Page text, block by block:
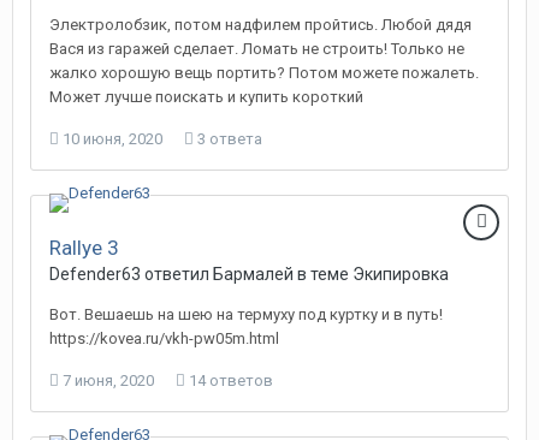
Электролобзик, потом надфилем пройтись. Любой дядя
Вася из гаражей сделает. Ломать не строить! Только не
жалко хорошую вещь портить? Потом можете пожалеть.
Может лучше поискать и купить короткий
10 июня, 2020 3 ответа
Rallye 3
Defender63 ответил Бармалей в теме Экипировка
Вот. Вешаешь на шею на термуху под куртку и в путь!
https://kovea.ru/vkh-pw05m.html
7 июня, 2020 14 ответов